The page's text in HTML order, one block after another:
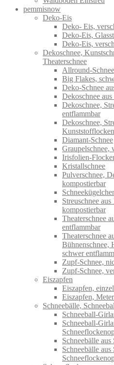
pemmisnow
Deko-Eis
Deko- Eis,
Deko-Eis,
Deko-Eis,
Dekoschnee,
Theaterschnee
Allround-
Big Flakes,
Deko-Schnee
Dekoschnee
Dekoschnee,
entflammbar
Dekoschnee,
Kunststofflocken
Diamant-Schnee
Graupelschnee,
Irisfolien-
Kristallschnee
Pulverschnee,
kompostierbar
Streuschnee
kompostierbar
Theaterschnee
entflammbar
Theaterschnee
Bühnenschnee,
schwer
Zupf-Schnee,
Zupf-Schnee,
Eiszapfen
Eiszapfen,
Eiszapfen,
Schneebälle,
Schneeball-
Schneeball-
Schneebälle aus
Schneebälle